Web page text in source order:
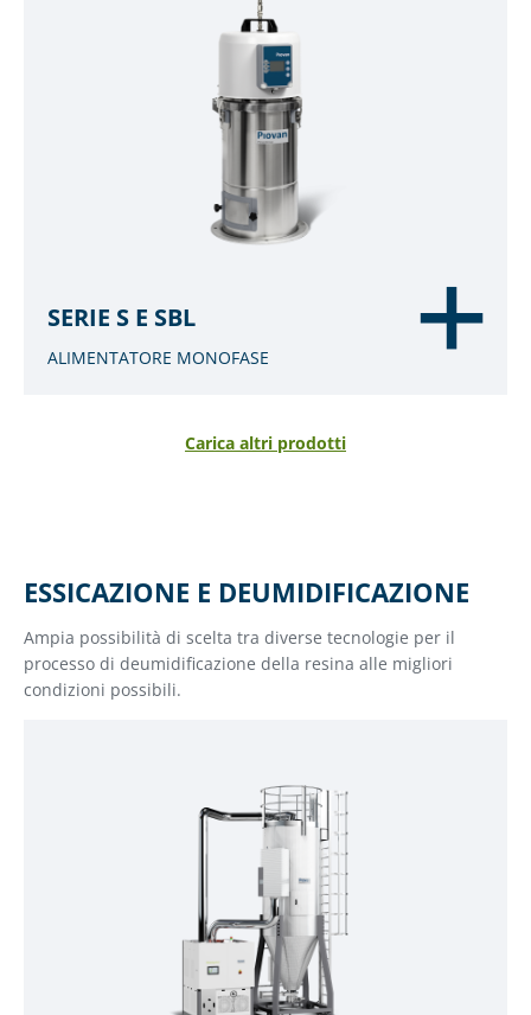
SERIE S E SBL
ALIMENTATORE MONOFASE
Carica altri prodotti
ESSICAZIONE E DEUMIDIFICAZIONE
Ampia possibilità di scelta tra diverse tecnologie per il
processo di deumidificazione della resina alle migliori
condizioni possibili.